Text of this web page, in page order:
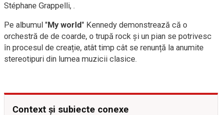
Stéphane Grappelli, .
Pe albumul "My world" Kennedy demonstrează că o
orchestră de de coarde, o trupă rock și un pian se potrivesc
în procesul de creație, atât timp cât se renunță la anumite
stereotipuri din lumea muzicii clasice.
Context și subiecte conexe